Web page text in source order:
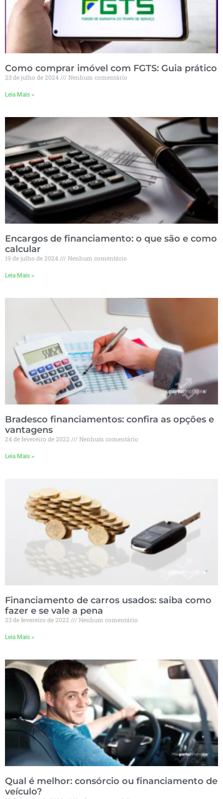
Como comprar imóvel com FGTS: Guia prático
23 de julho de 2024 Nenhum comentário
Leia Mais »
Encargos de financiamento: o que são e como
calcular
19 de julho de 2024 Nenhum comentário
Leia Mais »
Bradesco financiamentos: confira as opções e
vantagens
24 de fevereiro de 2022 Nenhum comentário
Leia Mais »
Financiamento de carros usados: saiba como
fazer e se vale a pena
23 de fevereiro de 2022 Nenhum comentário
Leia Mais »
Qual é melhor: consórcio ou financiamento de
veículo?